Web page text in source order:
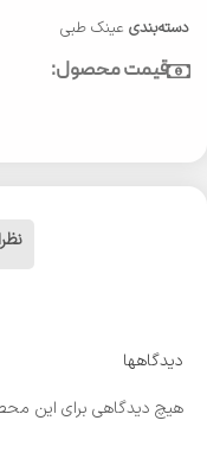
دسته‌بندی عینک طبی
قیمت محصول:
دیدگاهها
هیچ دیدگاهی برای این